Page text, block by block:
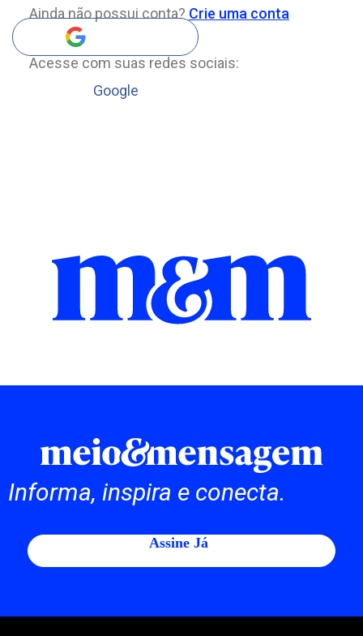
Ainda não possui conta? Crie uma conta
Acesse com suas redes sociais:
Google
Informa, inspira e conecta.
Assine Já